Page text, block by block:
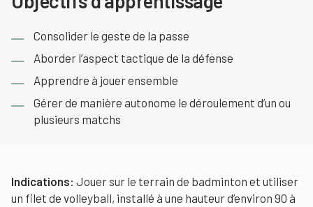
Consolider le geste de la passe
Aborder l’aspect tactique de la défense
Apprendre à jouer ensemble
Gérer de manière autonome le déroulement d’un ou
plusieurs matchs
Indications: Jouer sur le terrain de badminton et utiliser
un filet de volleyball, installé à une hauteur d’environ 90 à